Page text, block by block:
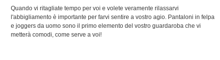
Quando vi ritagliate tempo per voi e volete veramente rilassarvi
l'abbigliamento è importante per farvi sentire a vostro agio. Pantaloni in felpa
e joggers da uomo sono il primo elemento del vostro guardaroba che vi
metterà comodi, come serve a voi!